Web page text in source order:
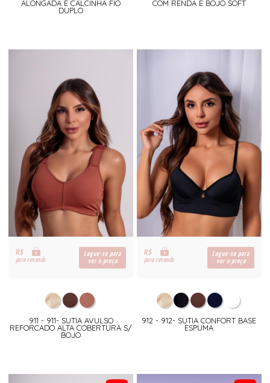
ALONGADA E CALCINHA FIO
DUPLO
COM RENDA E BOJO SOFT
R$
para revenda
Logue-se para
ver o preço
911 - 911- SUTIA AVULSO
REFORCADO ALTA COBERTURA S/
BOJO
R$
para revenda
Logue-se para
ver o preço
912 - 912- SUTIA CONFORT BASE
ESPUMA